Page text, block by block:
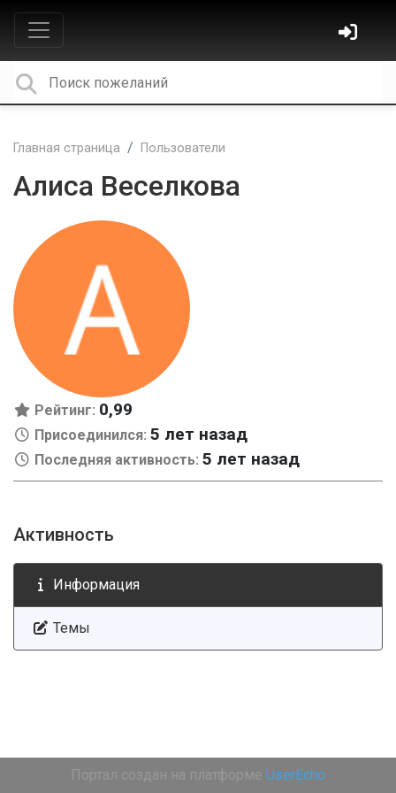
Главная страница Пользователи
Алиса Веселкова
Рейтинг: 0,99
Присоединился: 5 лет назад
Последняя активность: 5 лет назад
Активность
Информация
Темы
Портал создан на платформе UserEcho